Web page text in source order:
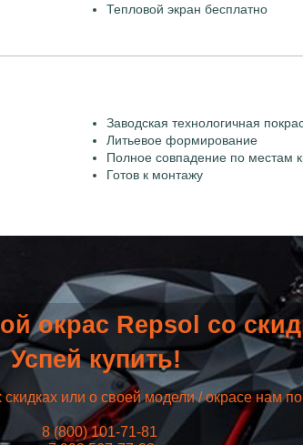
Тепловой экран бесплатно
Заводская технологичная
Литьевое формирование
Полное совпадение по местам
Готов к монтажу
окрас Repsol со
Успей купить!
скидках или о своей модели / окрасе нам
8 (800) 101-71-81